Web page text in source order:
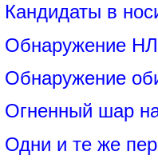
Кандидаты в
Обнаружение
Обнаружение
Огненный шар
Одни и те же